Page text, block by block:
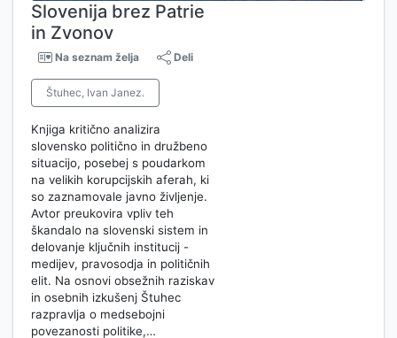
Slovenija brez Patrie
in Zvonov
Na seznam želja Deli
Štuhec, Ivan Janez.
Knjiga kritično analizira
slovensko politično in družbeno
situacijo, posebej s poudarkom
na velikih korupcijskih aferah, ki
so zaznamovale javno življenje.
Avtor preukovira vpliv teh
škandalo na slovenski sistem in
delovanje ključnih institucij -
medijev, pravosodja in političnih
elit. Na osnovi obsežnih raziskav
in osebnih izkušenj Štuhec
razpravlja o medsebojni
povezanosti politike,…